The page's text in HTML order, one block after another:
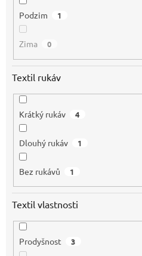
Podzim 1
Zima 0
Textil rukáv
Krátký rukáv 4
Dlouhý rukáv 1
Bez rukávů 1
Textil vlastnosti
Prodyšnost 3